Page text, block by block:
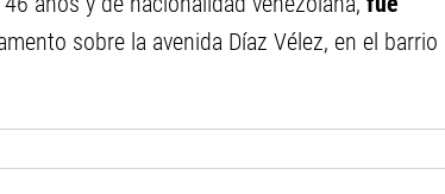
sobre la avenida Díaz Vélez, en el barrio